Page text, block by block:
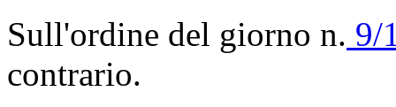
Sull'ordine del giorno n. 9/
contrario.